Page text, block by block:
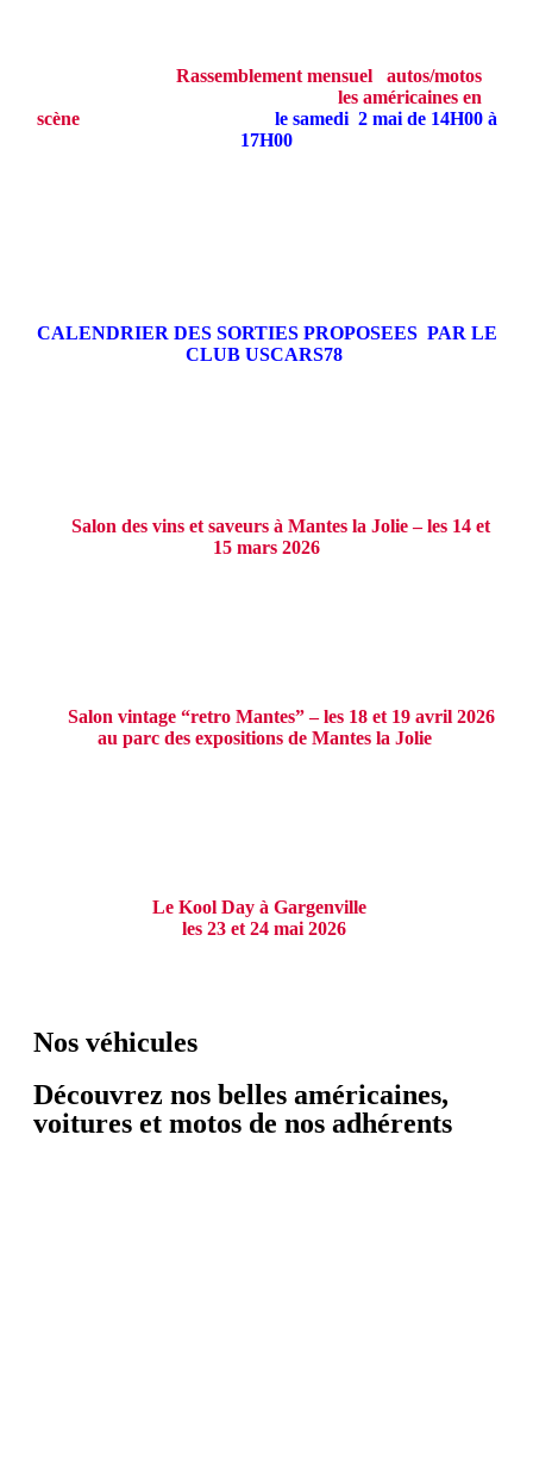
Rassemblement mensuel autos/motos
les américaines en
scène
le samedi 2 mai de 14H00 à
17H00
CALENDRIER DES SORTIES PROPOSEES PAR LE
CLUB USCARS78
Salon des vins et saveurs à Mantes la Jolie – les 14 et
15 mars 2026
Salon vintage “retro Mantes” – les 18 et 19 avril 2026
au parc des expositions de Mantes la Jolie
Le Kool Day à Gargenville
les 23 et 24 mai 2026
Nos véhicules
Découvrez nos belles américaines,
voitures et motos de nos adhérents